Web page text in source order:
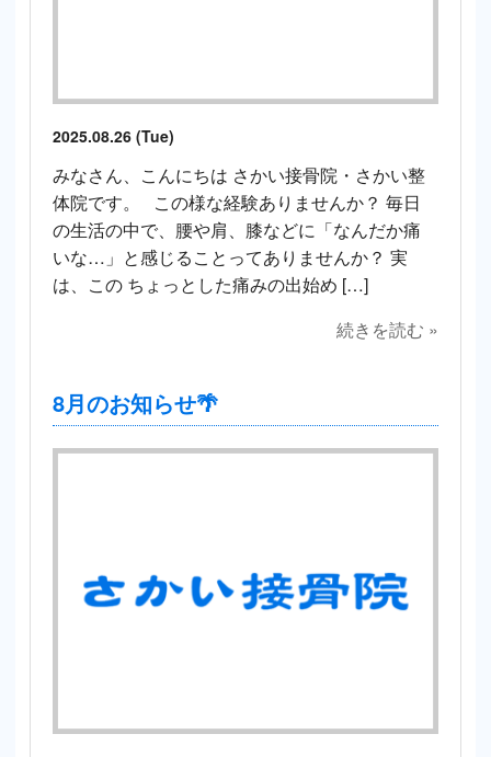
2025.08.26 (Tue)
みなさん、こんにちは さかい接骨院・さかい整
体院です。 この様な経験ありませんか？ 毎日
の生活の中で、腰や肩、膝などに「なんだか痛
いな…」と感じることってありませんか？ 実
は、この ちょっとした痛みの出始め […]
続きを読む »
8月のお知らせ🌴